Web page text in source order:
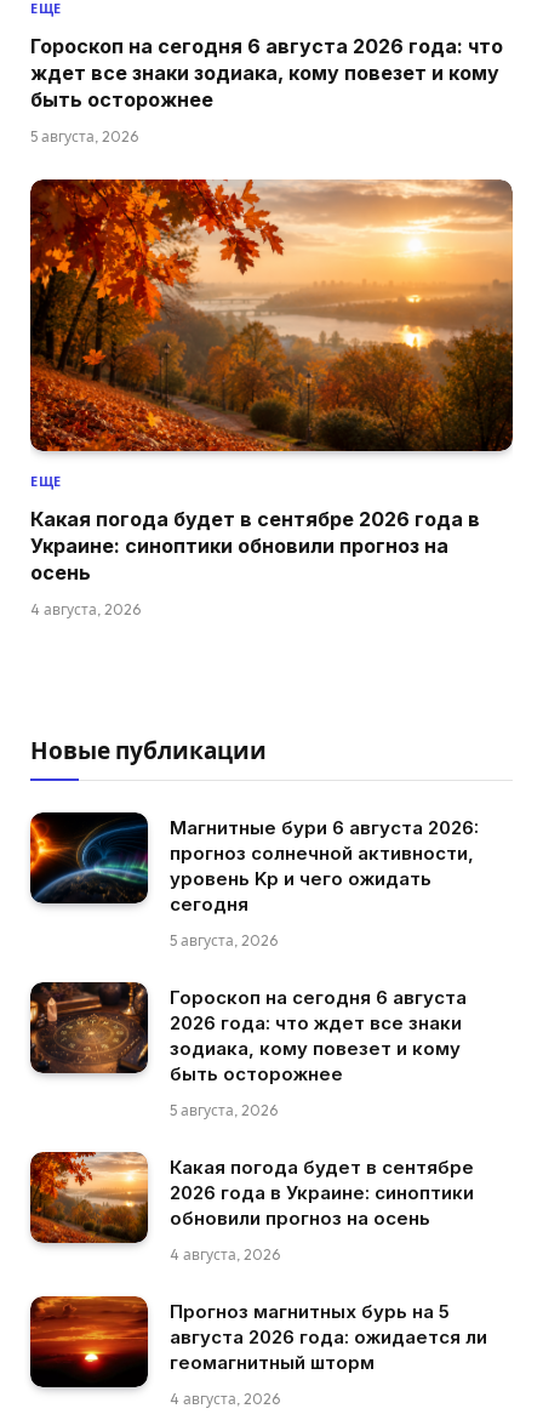
ЕЩЕ
Гороскоп на сегодня 6 августа 2026 года: что
ждет все знаки зодиака, кому повезет и кому
быть осторожнее
5 августа, 2026
ЕЩЕ
Какая погода будет в сентябре 2026 года в
Украине: синоптики обновили прогноз на
осень
4 августа, 2026
Новые публикации
Магнитные бури 6 августа 2026:
прогноз солнечной активности,
уровень Kp и чего ожидать
сегодня
5 августа, 2026
Гороскоп на сегодня 6 августа
2026 года: что ждет все знаки
зодиака, кому повезет и кому
быть осторожнее
5 августа, 2026
Какая погода будет в сентябре
2026 года в Украине: синоптики
обновили прогноз на осень
4 августа, 2026
Прогноз магнитных бурь на 5
августа 2026 года: ожидается ли
геомагнитный шторм
4 августа, 2026